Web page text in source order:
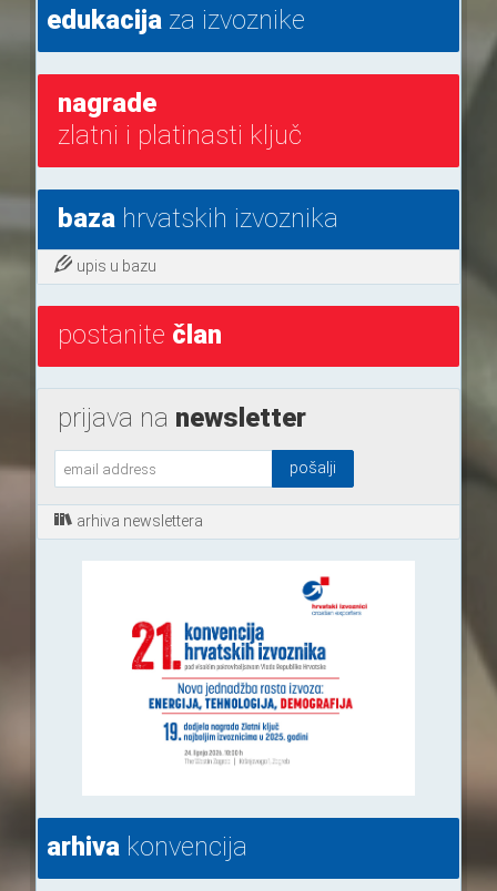
edukacijaza izvoznike
nagrade
zlatni i platinasti ključ
bazahrvatskih izvoznika
upis u bazu
postanite član
prijava na newsletter
arhiva newslettera
arhivakonvencija